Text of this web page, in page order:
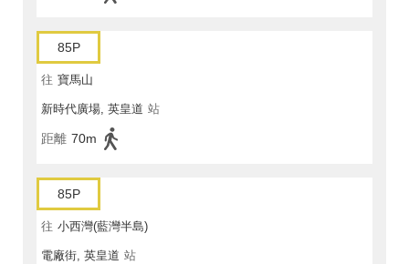
85P
往 寶馬山
新時代廣場, 英皇道 站
距離 70m
85P
往 小西灣(藍灣半島)
電廠街, 英皇道 站